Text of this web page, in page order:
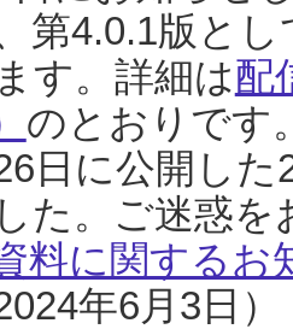
第4.0.1版と
す。詳細は配
のとおりです
日に公開し
た。ご迷惑
料に関するお
年6月3日）